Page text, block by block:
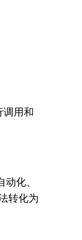
调用和
化、
转化为